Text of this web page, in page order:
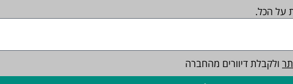
על הכל.
ולקבלת דיוורים מהחברה